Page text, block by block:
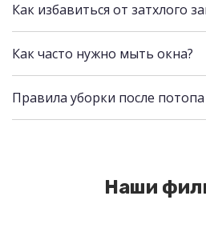
Как избавиться от затхлого
Как часто нужно мыть окна?
Правила уборки после потопа
Наши